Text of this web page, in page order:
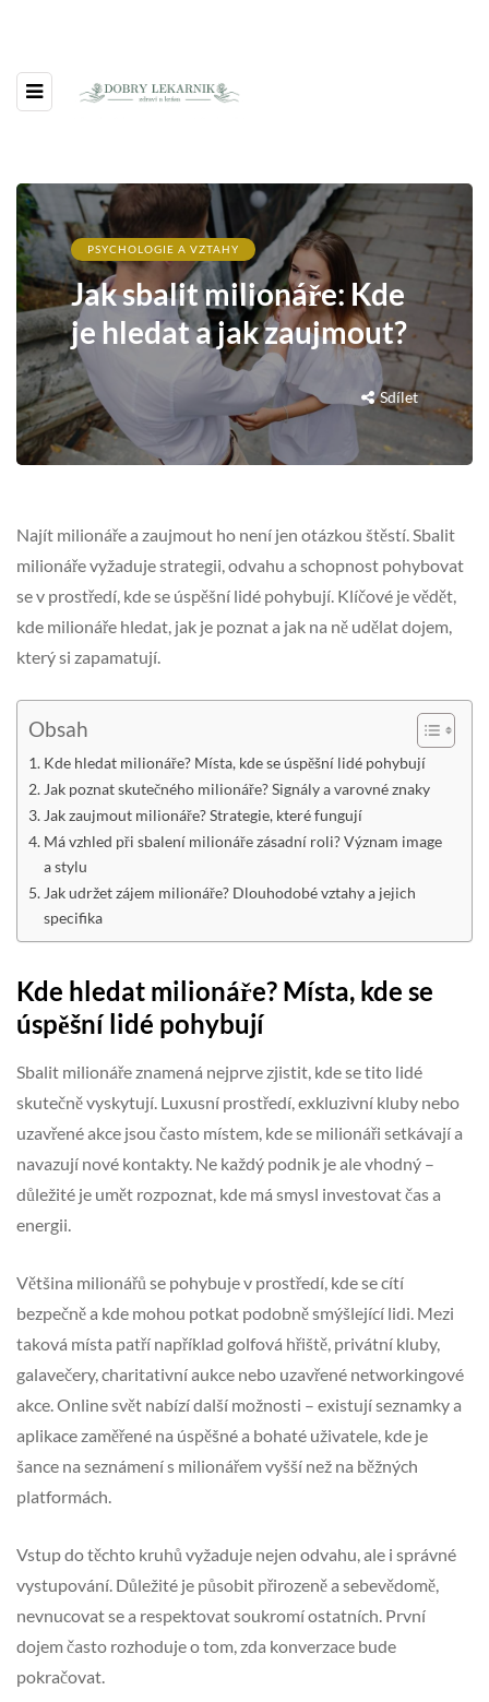
PSYCHOLOGIE A VZTAHY
Jak sbalit milionáře: Kde
je hledat a jak zaujmout?
Sdílet
Najít milionáře a zaujmout ho není jen otázkou štěstí. Sbalit
milionáře vyžaduje strategii, odvahu a schopnost pohybovat
se v prostředí, kde se úspěšní lidé pohybují. Klíčové je vědět,
kde milionáře hledat, jak je poznat a jak na ně udělat dojem,
který si zapamatují.
Obsah
Kde hledat milionáře? Místa, kde se úspěšní lidé pohybují
Jak poznat skutečného milionáře? Signály a varovné znaky
Jak zaujmout milionáře? Strategie, které fungují
Má vzhled při sbalení milionáře zásadní roli? Význam image
a stylu
Jak udržet zájem milionáře? Dlouhodobé vztahy a jejich
specifika
Kde hledat milionáře? Místa, kde se
úspěšní lidé pohybují
Sbalit milionáře znamená nejprve zjistit, kde se tito lidé
skutečně vyskytují. Luxusní prostředí, exkluzivní kluby nebo
uzavřené akce jsou často místem, kde se milionáři setkávají a
navazují nové kontakty. Ne každý podnik je ale vhodný –
důležité je umět rozpoznat, kde má smysl investovat čas a
energii.
Většina milionářů se pohybuje v prostředí, kde se cítí
bezpečně a kde mohou potkat podobně smýšlející lidi. Mezi
taková místa patří například golfová hřiště, privátní kluby,
galavečery, charitativní aukce nebo uzavřené networkingové
akce. Online svět nabízí další možnosti – existují seznamky a
aplikace zaměřené na úspěšné a bohaté uživatele, kde je
šance na seznámení s milionářem vyšší než na běžných
platformách.
Vstup do těchto kruhů vyžaduje nejen odvahu, ale i správné
vystupování. Důležité je působit přirozeně a sebevědomě,
nevnucovat se a respektovat soukromí ostatních. První
dojem často rozhoduje o tom, zda konverzace bude
pokračovat.